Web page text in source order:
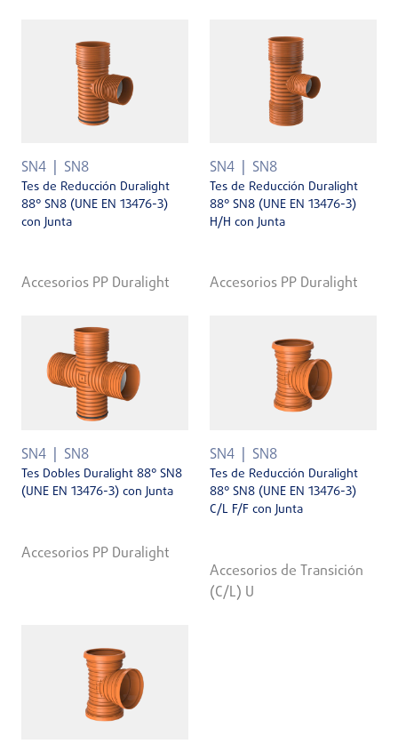
SN4 SN8
Tes de Reducción Duralight
88° SN8 (UNE EN 13476-3)
con Junta
Accesorios PP Duralight
SN4 SN8
Tes de Reducción Duralight
88° SN8 (UNE EN 13476-3)
H/H con Junta
Accesorios PP Duralight
SN4 SN8
Tes Dobles Duralight 88° SN8
(UNE EN 13476-3) con Junta
Accesorios PP Duralight
SN4 SN8
Tes de Reducción Duralight
88° SN8 (UNE EN 13476-3)
C/L F/F con Junta
Accesorios de Transición
(C/L) U